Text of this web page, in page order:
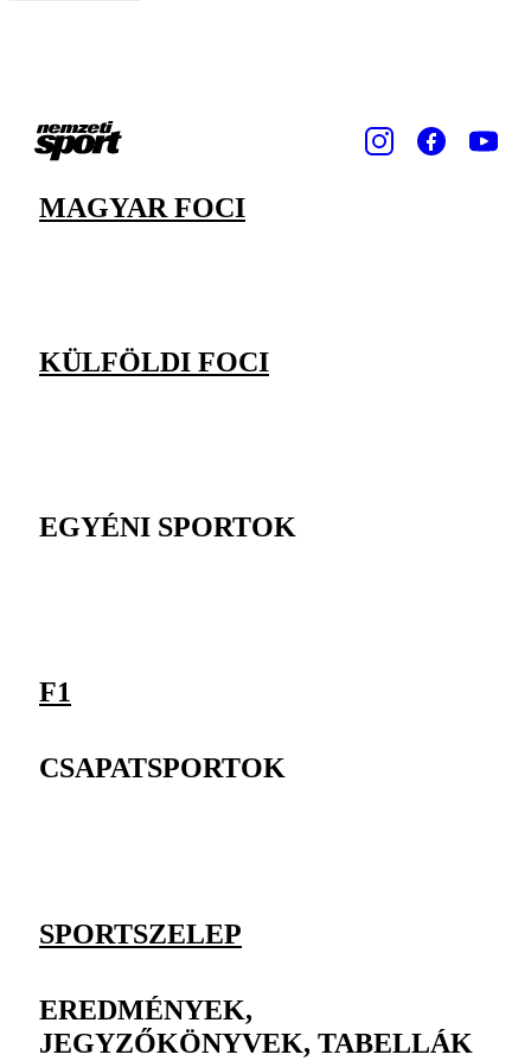
MAGYAR FOCI
KÜLFÖLDI FOCI
EGYÉNI SPORTOK
F1
CSAPATSPORTOK
SPORTSZELEP
EREDMÉNYEK,
JEGYZŐKÖNYVEK, TABELLÁK